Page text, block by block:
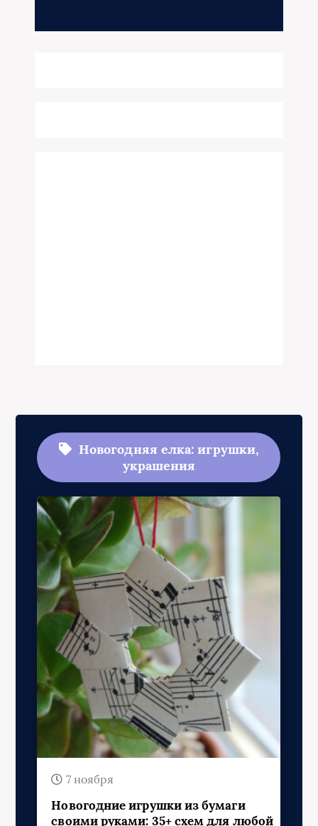
Новогодняя елка: игрушки,
украшения
7 ноября
Новогодние игрушки из бумаги
своими руками: 35+ схем для любой